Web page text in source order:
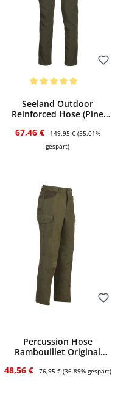
Bewerten
Seeland Outdoor
Reinforced Hose (Pine
Verkaufspreis:
67,46 € Regulärer Preis:
149,95 € (55.01%
gespart)
Percussion Hose
Rambouillet Original
Verkaufspreis:
48,56 € Regulärer Preis:
76,95 € (36.89% gespart)